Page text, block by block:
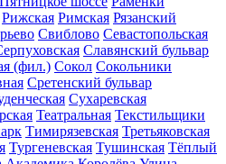
Рижская Римская Рязанский
Свиблово Севастопольская
Славянский бульвар
(фил.) Сокол Сокольники
Сретенский бульвар
Сухаревская
Театральная Текстильщики
Тимирязевская Третьяковская
Тургеневская Тушинская Тёплый